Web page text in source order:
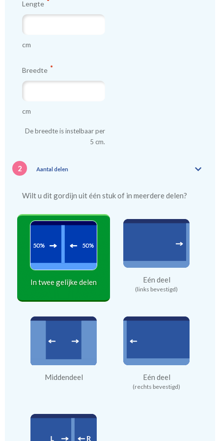
Lengte
cm
Breedte
cm
De breedte is instelbaar per
5 cm.
2 Aantal delen
Wilt u dit gordijn uit één stuk of in meerdere delen?
In twee gelijke delen Eén deel
(links bevestigd)
Middendeel Eén deel
(rechts bevestigd)